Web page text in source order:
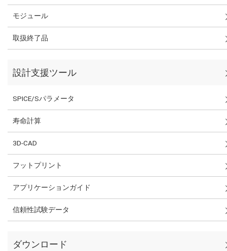
モジュール
取扱終了品
設計支援ツール
SPICE/Sパラメータ
寿命計算
3D-CAD
フットプリント
アプリケーションガイド
信頼性試験データ
ダウンロード